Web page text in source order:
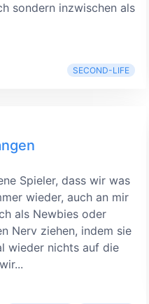
sondern inzwischen als
SECOND-LIFE
Spieler, dass wir was
wieder, auch an mir
als Newbies oder
Nerv ziehen, indem sie
wieder nichts auf die